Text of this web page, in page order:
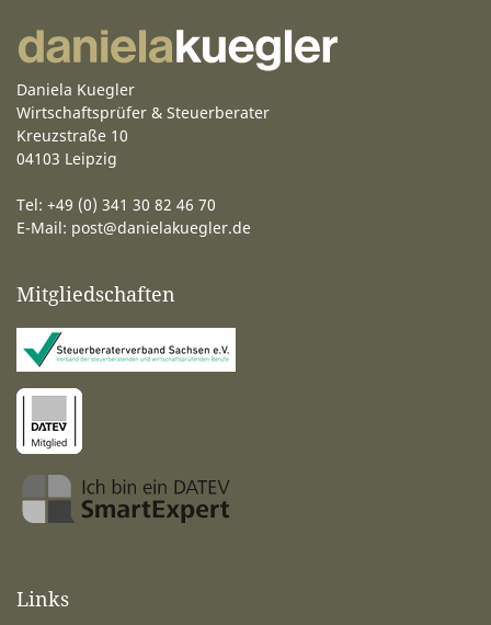
Daniela Kuegler
Wirtschaftsprüfer & Steuerberater
Kreuzstraße 10
04103 Leipzig
Tel: +49 (0) 341 30 82 46 70
E-Mail: post@danielakuegler.de
Mitgliedschaften
Links